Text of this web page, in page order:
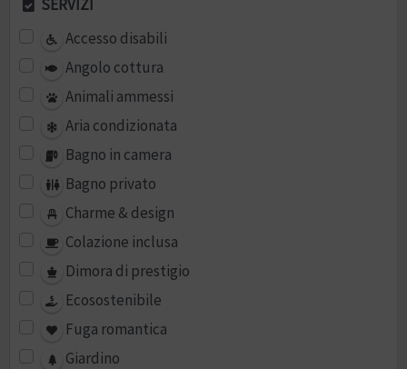
SERVIZI
Accesso disabili
Angolo cottura
Animali ammessi
Aria condizionata
Bagno in camera
Bagno privato
Charme & design
Colazione inclusa
Dimora di prestigio
Ecosostenibile
Fuga romantica
Giardino